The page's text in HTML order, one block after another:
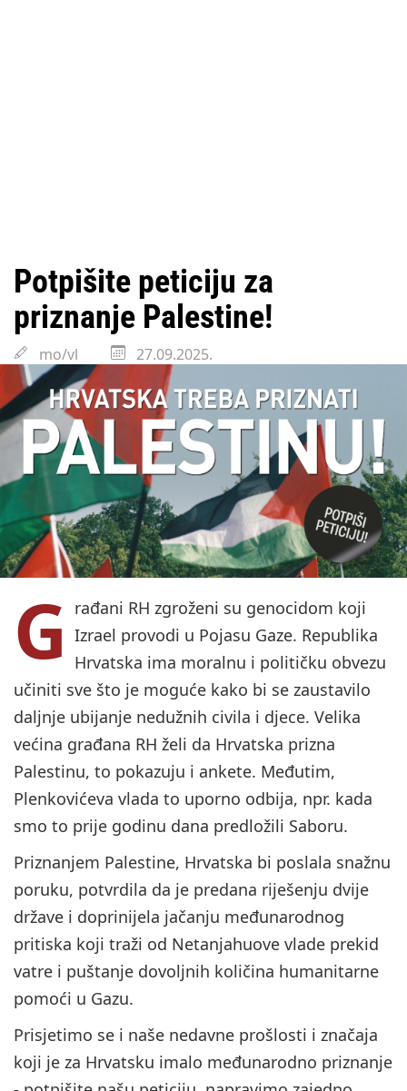
Potpišite peticiju za
priznanje Palestine!
mo/vl 27.09.2025.
G
rađani RH zgroženi su genocidom koji
Izrael provodi u Pojasu Gaze. Republika
Hrvatska ima moralnu i političku obvezu
učiniti sve što je moguće kako bi se zaustavilo
daljnje ubijanje nedužnih civila i djece. Velika
većina građana RH želi da Hrvatska prizna
Palestinu, to pokazuju i ankete. Međutim,
Plenkovićeva vlada to uporno odbija, npr. kada
smo to prije godinu dana predložili Saboru.
Priznanjem Palestine, Hrvatska bi poslala snažnu
poruku, potvrdila da je predana riješenju dvije
države i doprinijela jačanju međunarodnog
pritiska koji traži od Netanjahuove vlade prekid
vatre i puštanje dovoljnih količina humanitarne
pomoći u Gazu.
Prisjetimo se i naše nedavne prošlosti i značaja
koji je za Hrvatsku imalo međunarodno priznanje